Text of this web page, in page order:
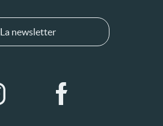
La newsletter